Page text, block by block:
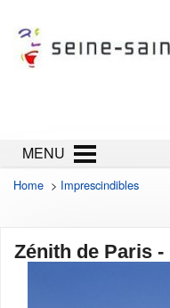
MENU
Home > Imprescindibles
Zénith de Paris